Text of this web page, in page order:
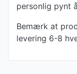
personlig pynt
Bemærk at
levering 6-8